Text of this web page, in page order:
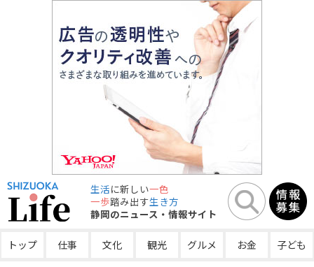
生活に新しい一色
一歩踏み出す生き方
静岡のニュース・情報サイト
トップ 仕事 文化 観光 グルメ お金 子ども